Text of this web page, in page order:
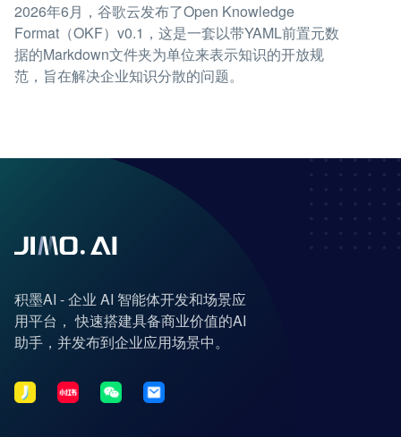
2026年6月，谷歌云发布了Open Knowledge
Format（OKF）v0.1，这是一套以带YAML前置元数
据的Markdown文件夹为单位来表示知识的开放规
范，旨在解决企业知识分散的问题。
积墨AI - 企业 AI 智能体开发和场景应
用平台， 快速搭建具备商业价值的AI
助手，并发布到企业应用场景中。